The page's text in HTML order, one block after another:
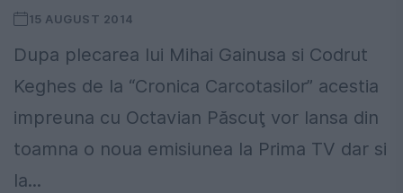
15 AUGUST 2014
Dupa plecarea lui Mihai Gainusa si Codrut
Keghes de la “Cronica Carcotasilor” acestia
impreuna cu Octavian Păscuţ vor lansa din
toamna o noua emisiunea la Prima TV dar si
la...